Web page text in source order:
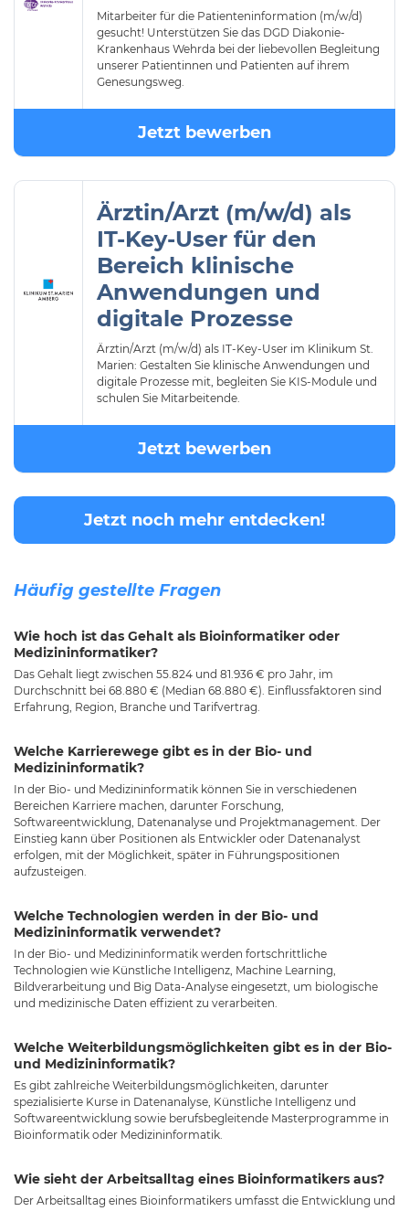
Mitarbeiter für die Patienteninformation (m/w/d)
gesucht! Unterstützen Sie das DGD Diakonie-
Krankenhaus Wehrda bei der liebevollen Begleitung
unserer Patientinnen und Patienten auf ihrem
Genesungsweg.
Jetzt bewerben
Ärztin/Arzt (m/w/d) als
IT-Key-User für den
Bereich klinische
Anwendungen und
digitale Prozesse
Ärztin/Arzt (m/w/d) als IT-Key-User im Klinikum St.
Marien: Gestalten Sie klinische Anwendungen und
digitale Prozesse mit, begleiten Sie KIS-Module und
schulen Sie Mitarbeitende.
Jetzt bewerben
Jetzt noch mehr entdecken!
Häufig gestellte Fragen
Wie hoch ist das Gehalt als Bioinformatiker oder
Medizininformatiker?
Das Gehalt liegt zwischen 55.824 und 81.936 € pro Jahr, im
Durchschnitt bei 68.880 € (Median 68.880 €). Einflussfaktoren sind
Erfahrung, Region, Branche und Tarifvertrag.
Welche Karrierewege gibt es in der Bio- und
Medizininformatik?
In der Bio- und Medizininformatik können Sie in verschiedenen
Bereichen Karriere machen, darunter Forschung,
Softwareentwicklung, Datenanalyse und Projektmanagement. Der
Einstieg kann über Positionen als Entwickler oder Datenanalyst
erfolgen, mit der Möglichkeit, später in Führungspositionen
aufzusteigen.
Welche Technologien werden in der Bio- und
Medizininformatik verwendet?
In der Bio- und Medizininformatik werden fortschrittliche
Technologien wie Künstliche Intelligenz, Machine Learning,
Bildverarbeitung und Big Data-Analyse eingesetzt, um biologische
und medizinische Daten effizient zu verarbeiten.
Welche Weiterbildungsmöglichkeiten gibt es in der Bio-
und Medizininformatik?
Es gibt zahlreiche Weiterbildungsmöglichkeiten, darunter
spezialisierte Kurse in Datenanalyse, Künstliche Intelligenz und
Softwareentwicklung sowie berufsbegleitende Masterprogramme in
Bioinformatik oder Medizininformatik.
Wie sieht der Arbeitsalltag eines Bioinformatikers aus?
Der Arbeitsalltag eines Bioinformatikers umfasst die Entwicklung und